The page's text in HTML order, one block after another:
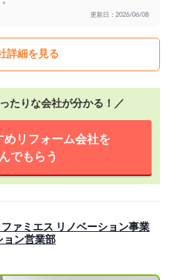
更新日：2026/06/08
詳細を見る
たりな会社が分かる！／
めリフォーム会社を
でもらう
ァミエス リノベーション事業
ョン営業部